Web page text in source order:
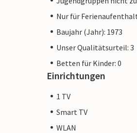
Nur für
Baujahr (Jahr): 1973
Unser Qualitätsurteil: 3
Betten für Kinder: 0
Einrichtungen
1 TV
Smart TV
WLAN